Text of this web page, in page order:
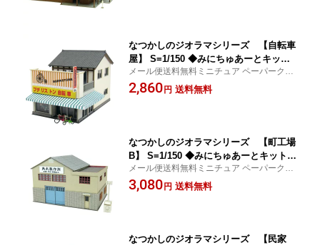
なつかしのジオラマシリーズ 【自転車
屋】 S=1/150 ◆みにちゅあーとキット
Nゲージ 建物 精密 おうち時間 工作 ミ
ニチュア インテリア
メール便送料無料ミニチュア ペーパークラ
フト
2,860 円 送料無料
なつかしのジオラマシリーズ 【町工場
B】 S=1/150 ◆みにちゅあーとキット N
ゲージ 建物 精密 おうち時間 工作 ミニ
チュア インテリア
メール便送料無料ミニチュア ペーパークラ
フト
3,080 円 送料無料
なつかしのジオラマシリーズ 【民家